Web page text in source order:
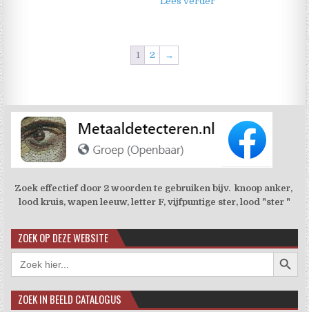
1 2 →
Zoek effectief door 2 woorden te gebruiken bijv. knoop anker,
lood kruis, wapen leeuw, letter F, vijfpuntige ster, lood "ster "
ZOEK OP DEZE WEBSITE
Zoek
naar:
ZOEK IN BEELD CATALOGUS